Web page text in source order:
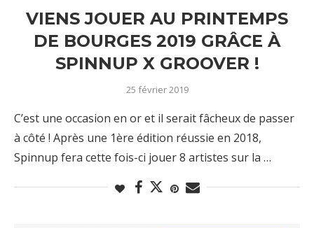
VIENS JOUER AU PRINTEMPS
DE BOURGES 2019 GRÂCE À
SPINNUP X GROOVER !
25 février 2019
C’est une occasion en or et il serait fâcheux de passer
à côté ! Après une 1ère édition réussie en 2018,
Spinnup fera cette fois-ci jouer 8 artistes sur la …